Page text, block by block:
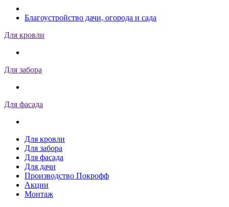
Благоустройство дачи, огорода и сада
Для кровли
Для забора
Для фасада
Для кровли
Для забора
Для фасада
Для дачи
Производство Покрофф
Акции
Монтаж